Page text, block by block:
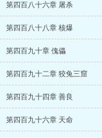
第四百八十六章 屠杀
第四百八十八章 核爆
第四百九十章 傀儡
第四百九十二章 狡兔三窟
第四百九十四章 善良
第四百九十六章 天命